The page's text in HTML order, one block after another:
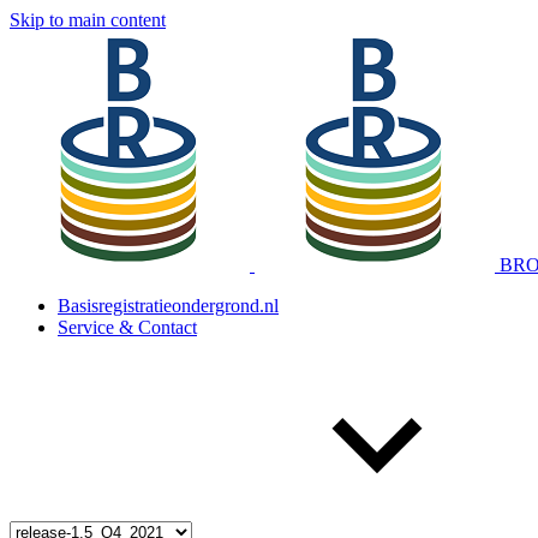
Skip to main content
Basisregistratieondergrond.nl
Service & Contact